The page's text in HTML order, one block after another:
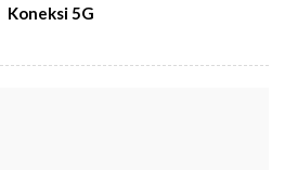
Koneksi 5G